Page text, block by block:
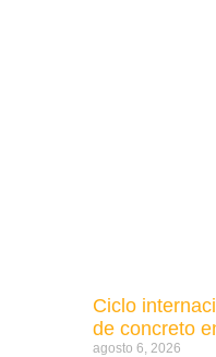
Ciclo
de concreto
agosto 6, 2026